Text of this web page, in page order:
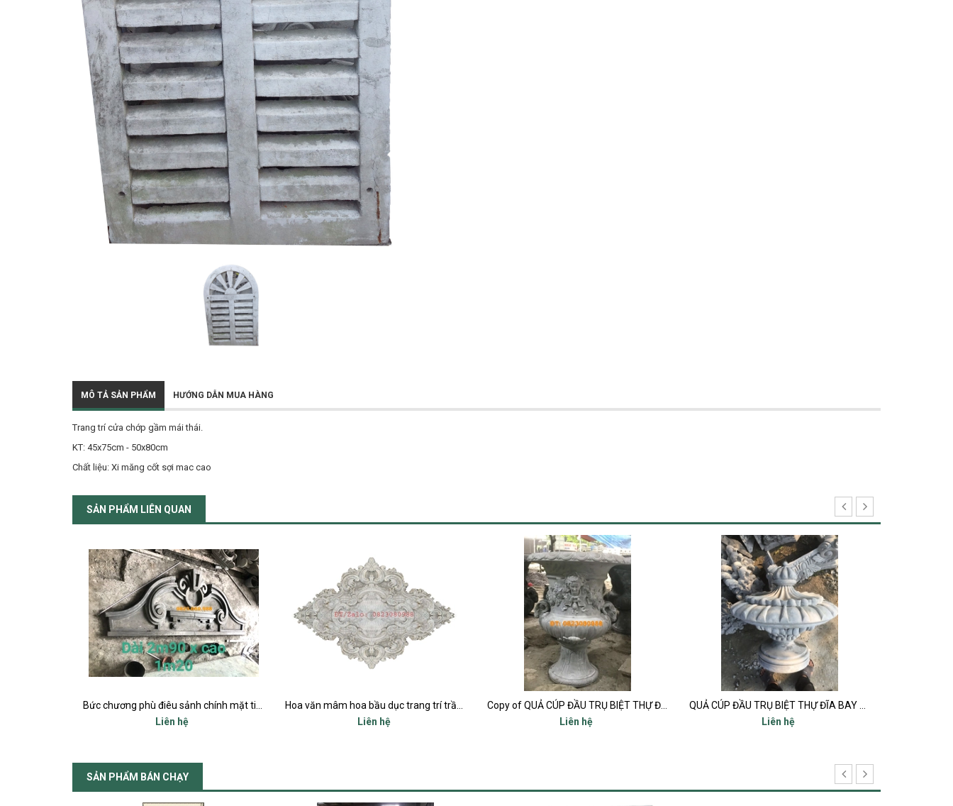
MÔ TẢ SẢN PHẨM HƯỚNG DẪN MUA HÀNG
Trang trí cửa chớp gầm mái thái.
KT: 45x75cm - 50x80cm
Chất liệu: Xi măng cốt sợi mac cao
SẢN PHẨM LIÊN QUAN
Hoa văn mâm hoa bầu dục trang trí trần và tường ô cửa sổ mặt tiền
Liên hệ
Liên hệ
QUẢ CÚP ĐẦU TRỤ BIỆT THỰ ĐĨA BAY UFO
Liên hệ
Quả bóng đầu trụ
Liên hệ
SẢN PHẨM BÁN CHẠY